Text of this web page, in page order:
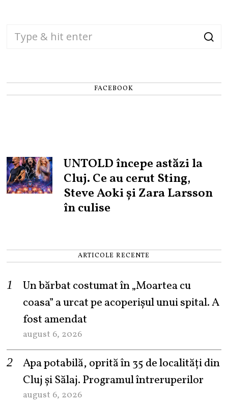
FACEBOOK
UNTOLD începe astăzi la
Cluj. Ce au cerut Sting,
Steve Aoki și Zara Larsson
în culise
ARTICOLE RECENTE
Un bărbat costumat în „Moartea cu
coasa” a urcat pe acoperișul unui spital. A
fost amendat
august 6, 2026
Apa potabilă, oprită în 35 de localități din
Cluj și Sălaj. Programul întreruperilor
august 6, 2026